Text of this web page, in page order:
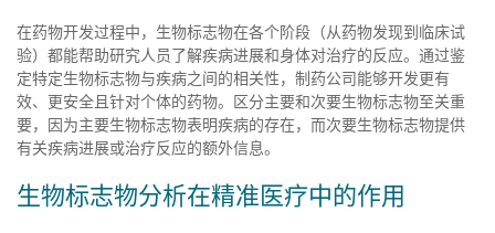
在药物开发过程中，生物标志物在各个阶段（从药物发现到临床试
验）都能帮助研究人员了解疾病进展和身体对治疗的反应。通过鉴
定特定生物标志物与疾病之间的相关性，制药公司能够开发更有
效、更安全且针对个体的药物。区分主要和次要生物标志物至关重
要，因为主要生物标志物表明疾病的存在，而次要生物标志物提供
有关疾病进展或治疗反应的额外信息。
生物标志物分析在精准医疗中的作用